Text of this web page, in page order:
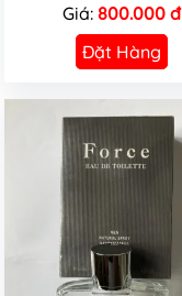
Giá: 800.000 đ
Đặt Hàng